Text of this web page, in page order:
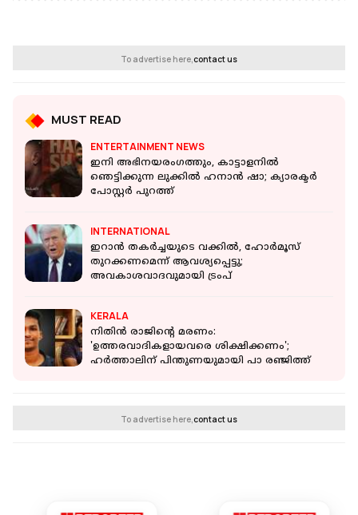
To advertise here,contact us
MUST READ
ENTERTAINMENT NEWS
ഇനി അഭിനയരംഗത്തും, കാട്ടാളനില്‍
ഞെട്ടിക്കുന്ന ലുക്കില്‍ ഹനാന്‍ ഷാ; ക്യാരക്ടര്‍
പോസ്റ്റര്‍ പുറത്ത്
INTERNATIONAL
ഇറാൻ തകർച്ചയുടെ വക്കിൽ, ഹോർമൂസ്
തുറക്കണമെന്ന് ആവശ്യപ്പെട്ടു;
അവകാശവാദവുമായി ട്രംപ്
KERALA
നിതിൻ രാജിന്റെ മരണം:
'ഉത്തരവാദികളായവരെ ശിക്ഷിക്കണം';
ഹർത്താലിന് പിന്തുണയുമായി പാ രഞ്ജിത്ത്
To advertise here,contact us